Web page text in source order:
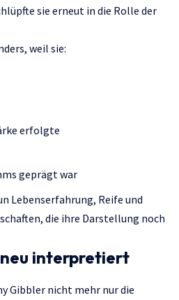
sie erneut in die Rolle der
weil sie:
erfolgte
geprägt war
Lebenserfahrung, Reife und
die ihre Darstellung noch
interpretiert
Gibbler nicht mehr nur die